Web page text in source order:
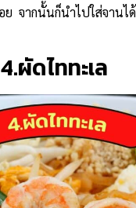
จากนั้นก็นำไปใส่จานได้
4.ผัดไททะเล